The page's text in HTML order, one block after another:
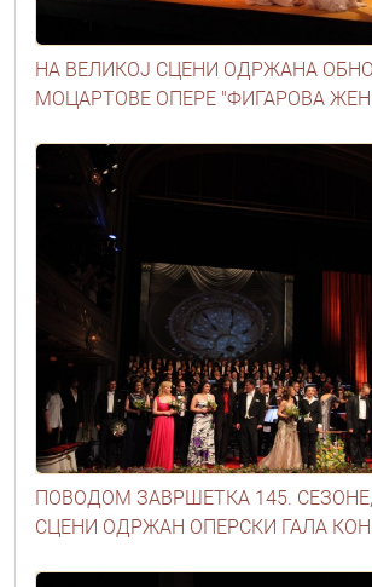
НА ВЕЛИКОЈ СЦЕНИ ОДРЖАНА
МОЦАРТОВЕ ОПЕРЕ "ФИГАРОВА
ПОВОДОМ ЗАВРШЕТКА 145.
СЦЕНИ ОДРЖАН ОПЕРСКИ ГАЛА